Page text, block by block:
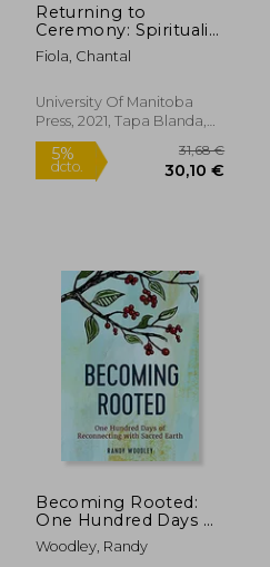
5% 23,76 €
Returning to
Ceremony: Spirituality
in Manitoba Metis
Communities (en
Fiola, Chantal
University Of Manitoba
Press, 2021, Tapa Blanda,
Nuevo
Becoming Rooted:
One Hundred Days of
Reconnecting With
Sacred Earth (en
Woodley, Randy